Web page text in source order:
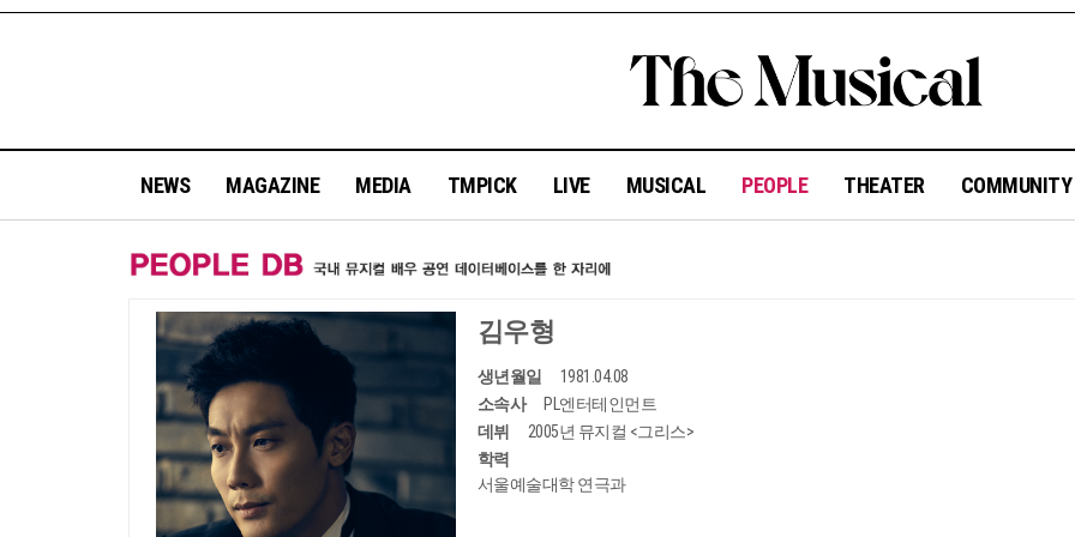
NEWS MAGAZINE MEDIA TMPICK LIVE MUSICAL PEOPLE THEATER COMMUNITY
김우형
생년월일
1981.04.08
소속사
PL엔터테인먼트
데뷔
2005년 뮤지컬 <그리스>
학력
서울예술대학 연극과